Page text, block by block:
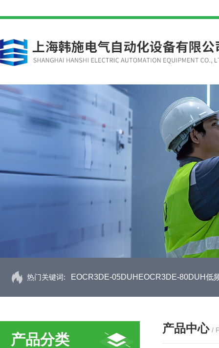
热门关键词: EOCR3DE-05DUHEOCR3DE-80DUH低
产品分类
产品中心 /